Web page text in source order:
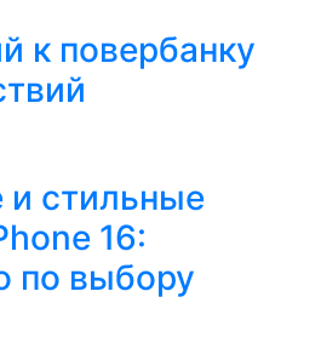
к повербанку
и стильные
16:
по выбору